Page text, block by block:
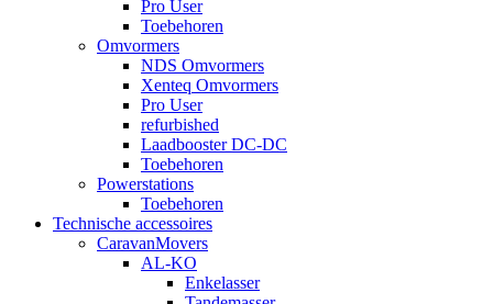
Pro User
Toebehoren
Omvormers
NDS Omvormers
Xenteq Omvormers
Pro User
refurbished
Laadbooster DC-DC
Toebehoren
Powerstations
Toebehoren
Technische accessoires
CaravanMovers
AL-KO
Enkelasser